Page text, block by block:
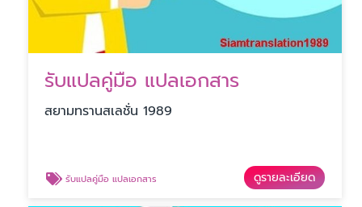
รับแปลคู่มือ แปลเอกสาร
สยามทรานสเลชั่น 1989
รับแปลคู่มือ แปลเอกสาร ดูรายละเอียด